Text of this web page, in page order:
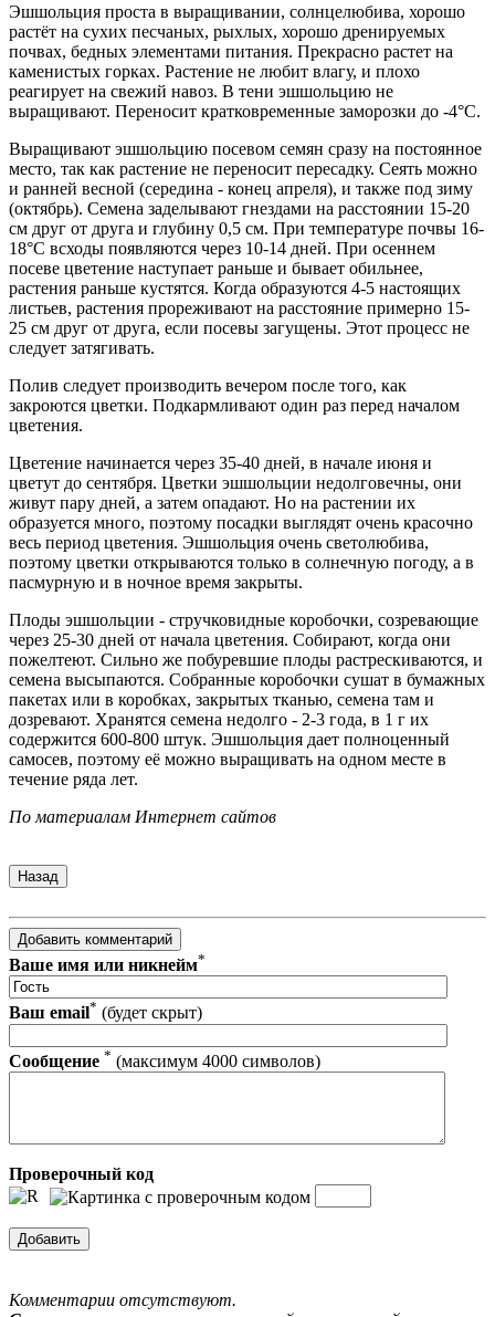
Эшшольция проста в выращивании, солнцелюбива, хорошо
растёт на сухих песчаных, рыхлых, хорошо дренируемых
почвах, бедных элементами питания. Прекрасно растет на
каменистых горках. Растение не любит влагу, и плохо
реагирует на свежий навоз. В тени эшшольцию не
выращивают. Переносит кратковременные заморозки до -4°С.
Выращивают эшшольцию посевом семян сразу на постоянное
место, так как растение не переносит пересадку. Сеять можно
и ранней весной (середина - конец апреля), и также под зиму
(октябрь). Семена заделывают гнездами на расстоянии 15-20
см друг от друга и глубину 0,5 см. При температуре почвы 16-
18°С всходы появляются через 10-14 дней. При осеннем
посеве цветение наступает раньше и бывает обильнее,
растения раньше кустятся. Когда образуются 4-5 настоящих
листьев, растения прореживают на расстояние примерно 15-
25 см друг от друга, если посевы загущены. Этот процесс не
следует затягивать.
Полив следует производить вечером после того, как
закроются цветки. Подкармливают один раз перед началом
цветения.
Цветение начинается через 35-40 дней, в начале июня и
цветут до сентября. Цветки эшшольции недолговечны, они
живут пару дней, а затем опадают. Но на растении их
образуется много, поэтому посадки выглядят очень красочно
весь период цветения. Эшшольция очень светолюбива,
поэтому цветки открываются только в солнечную погоду, а в
пасмурную и в ночное время закрыты.
Плоды эшшольции - стручковидные коробочки, созревающие
через 25-30 дней от начала цветения. Собирают, когда они
пожелтеют. Сильно же побуревшие плоды растрескиваются, и
семена высыпаются. Собранные коробочки сушат в бумажных
пакетах или в коробках, закрытых тканью, семена там и
дозревают. Хранятся семена недолго - 2-3 года, в 1 г их
содержится 600-800 штук. Эшшольция дает полноценный
самосев, поэтому её можно выращивать на одном месте в
течение ряда лет.
По материалам Интернет сайтов
Ваше имя или никнейм*
Ваш email* (будет скрыт)
Сообщение * (максимум 4000 символов)
Проверочный код
Комментарии отсутствуют.